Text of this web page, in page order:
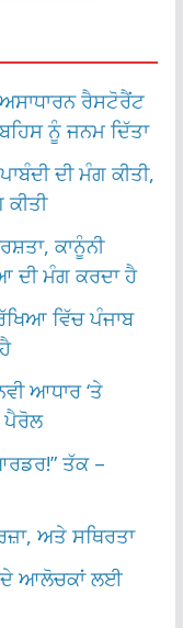
ਰੈਸਟੋਰੈਂਟ
ਨੂੰ ਜਨਮ ਦਿੱਤਾ
ਦੀ ਮੰਗ ਕੀਤੀ,
ਕਾਨੂੰਨੀ
ਦੀ ਮੰਗ ਕਰਦਾ ਹੈ
ਵਿੱਚ ਪੰਜਾਬ
ਆਧਾਰ ‘ਤੇ
ਪੈਰੋਲ
ਤੱਕ –
ਅਤੇ ਸਥਿਰਤਾ
ਆਲੋਚਕਾਂ ਲਈ